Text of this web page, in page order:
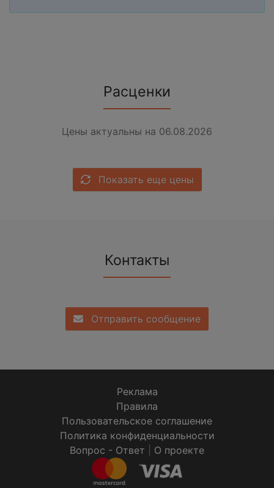
Расценки
Цены актуальны на 06.08.2026
Показать еще цены
Контакты
Отправить сообщение
Реклама
Правила
Пользовательское соглашение
Политика конфиденциальности
Вопрос - Ответ
О проекте